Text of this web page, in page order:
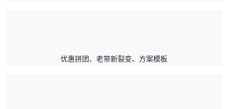
优惠拼团、老带新裂变、方案模板